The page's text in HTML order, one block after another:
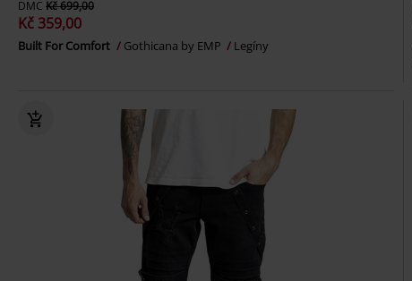
DMC Kč 699,00
Kč 359,00
Built For Comfort Gothicana by EMP Legíny